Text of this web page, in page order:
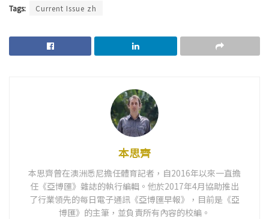
Tags: Current Issue zh
本思齊
本思齊曾在澳洲悉尼擔任體育記者，自2016年以來一直擔
任《亞博匯》雜誌的執行編輯。他於2017年4月協助推出
了行業領先的每日電子通訊《亞博匯早報》，目前是《亞
博匯》的主筆，並負責所有內容的校編。